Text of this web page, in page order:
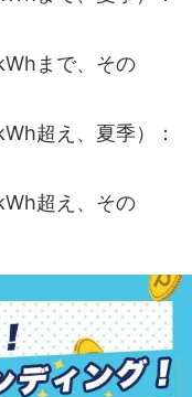
まで、その
超え、夏季）：
超え、その